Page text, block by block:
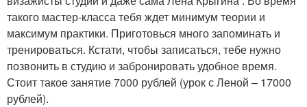
такого мастер-класса тебя ждет минимум теории и
максимум практики. Приготовься много запоминать и
тренироваться. Кстати, чтобы записаться, тебе нужно
позвонить в студию и забронировать удобное время.
Стоит такое занятие 7000 рублей (урок с Леной – 17000
рублей).